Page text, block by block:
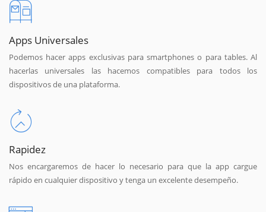
Apps Universales
Podemos hacer apps exclusivas para smartphones o para tables. Al
hacerlas universales las hacemos compatibles para todos los
dispositivos de una plataforma.
Rapidez
Nos encargaremos de hacer lo necesario para que la app cargue
rápido en cualquier dispositivo y tenga un excelente desempeño.